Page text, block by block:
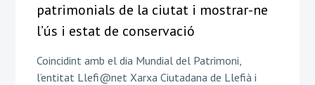
patrimonials de la ciutat i mostrar-ne
l’ús i estat de conservació
Coincidint amb el dia Mundial del Patrimoni,
l’entitat Llefi@net Xarxa Ciutadana de Llefià i